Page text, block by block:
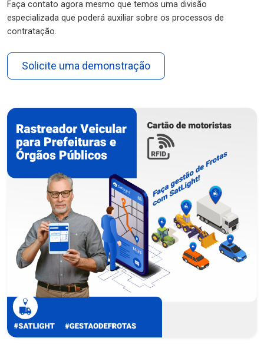
Faça contato agora mesmo que temos uma divisão
especializada que poderá auxiliar sobre os processos de
contratação.
Solicite uma demonstração